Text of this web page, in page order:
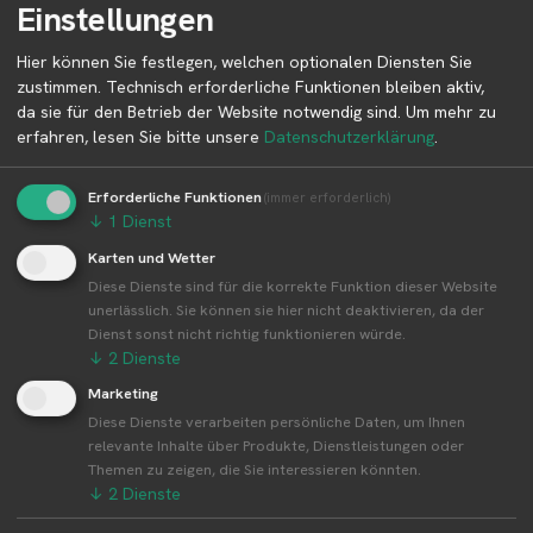
Produkte über alle Standorte von Dein Gemüse
Selbsterntegärten e.V. hinweg. Regionale oder
wetterbedingte Abweichungen sind möglich.
Karotten
Zuckererbsen
Lauch
Kartoffeln
Salat
Pastinake
Sellerie
Rote Bete
Zuckermais
Schnittlauch
Petersilie
Fenchel
Einstellungen
Hier können Sie festlegen, welchen optionalen Diensten Sie
zustimmen. Technisch erforderliche Funktionen bleiben aktiv,
da sie für den Betrieb der Website notwendig sind. Um mehr zu
erfahren, lesen Sie bitte unsere Datenschutzerklärung.
Erforderliche Funktionen(immer erforderlich)
↓ 1 Dienst
Karten und Wetter
Diese Dienste sind für die korrekte Funktion dieser Website
unerlässlich. Sie können sie hier nicht deaktivieren, da der
Dienst sonst nicht richtig funktionieren würde.
↓ 2 Dienste
Marketing
Diese Dienste verarbeiten persönliche Daten, um Ihnen
relevante Inhalte über Produkte, Dienstleistungen oder
Themen zu zeigen, die Sie interessieren könnten.
↓ 2 Dienste